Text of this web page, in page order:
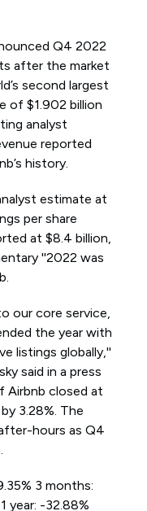
Q4 2022
after the market
second largest
of $1.902 billion
analyst
reported
history.
estimate at
per share
at $8.4 billion,
''2022 was
our core service,
the year with
listings globally,''
said in a press
Airbnb closed at
3.28%. The
hours as Q4
3 months:
year: -32.88%